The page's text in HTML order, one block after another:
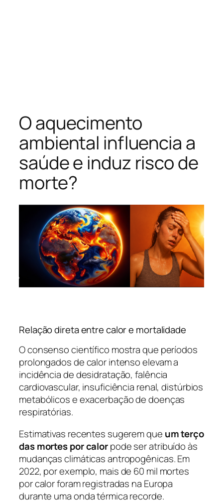
O aquecimento
ambiental influencia a
saúde e induz risco de
morte?
Relação direta entre calor e mortalidade
O consenso científico mostra que períodos
prolongados de calor intenso elevam a
incidência de desidratação, falência
cardiovascular, insuficiência renal, distúrbios
metabólicos e exacerbação de doenças
respiratórias.
Estimativas recentes sugerem que um terço
das mortes por calorpode ser atribuído às
mudanças climáticas antropogênicas. Em
2022, por exemplo, mais de 60 mil mortes
por calor foram registradas na Europa
durante uma onda térmica recorde.